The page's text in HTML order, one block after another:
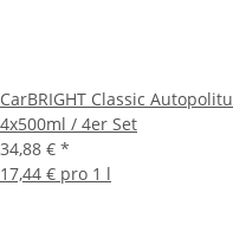
CarBRIGHT Classic
4x500ml / 4er Set
34,88 € *
17,44 € pro 1 l